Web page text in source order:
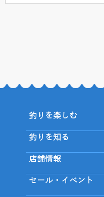
釣りを楽しむ
釣りを知る
店舗情報
セール・イベント